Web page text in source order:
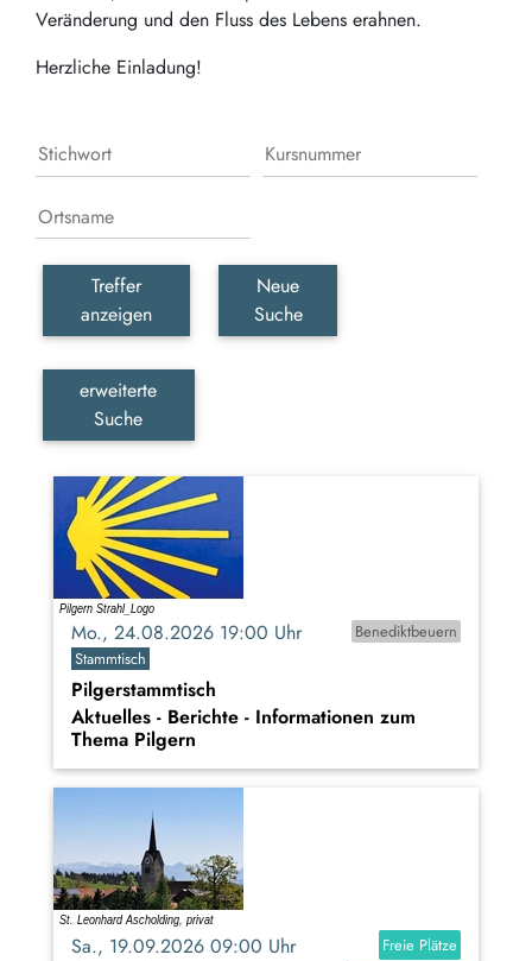
Veränderung und den Fluss des Lebens erahnen.
Herzliche Einladung!
Treffer
anzeigen
Neue
Suche
erweiterte
Suche
Mo., 24.08.2026 19:00 Uhr
Benediktbeuern
Stammtisch
Pilgerstammtisch
Aktuelles - Berichte - Informationen zum
Thema Pilgern
Sa., 19.09.2026 09:00 Uhr
Freie Plätze